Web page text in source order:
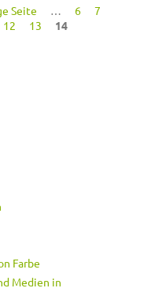
Seite … 6
7
12 13 14
Farbe
Medien in